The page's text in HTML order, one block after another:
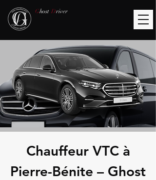
Ghost Driver
Chauffeur VTC à
Pierre-Bénite – Ghost